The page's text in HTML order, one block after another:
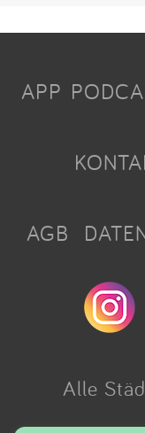
APP
AGB
Alle